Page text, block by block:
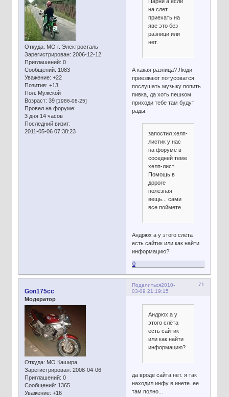
Откуда: МО г. Электросталь
Зарегистрирован: 2006-12-12
Приглашений: 0
Сообщений: 1083
Уважение: +22
Позитив: +13
Пол: Мужской
Возраст: 39 [1986-08-25]
Провел на форуме:
3 дня 14 часов
Последний визит:
2011-05-06 07:38:23
на слет
приехать на
яве это без
разници или
нет.
А какая разница? Люди
приезжают потусоватся,
послушать музыку попить
пивка, да хоть пешком
приходи тебе там будут
рады.
запостил хелп-
листик у нас
на форуме в
соседней теме
хелп-лист
Помощь в
дороге
полезная
вещь... сами
все поймете...
Андрюх а у этого слёта
есть сайтик или как найти
информацию?
0
Поделиться 71
2010-
03-09 21:19:15
Gon175cc
Модератор
Откуда: МО Кашира
Зарегистрирован: 2008-04-06
Приглашений: 0
Сообщений: 1365
Уважение: +16
Андрюх а у
этого слёта
есть сайтик
или как найти
информацию?
да вроде сайта нет. я так
находил инфу в инете. ее
там полно...